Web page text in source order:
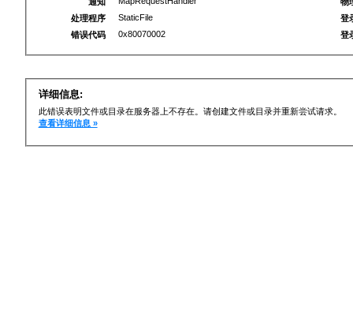
处理程序
StaticFile
错误代码
0x80070002
登
登
详细信息:
此错误表明文件或目录在服务器上不存在。请创建文件或目录并重新尝试请求。
查看详细信息 »